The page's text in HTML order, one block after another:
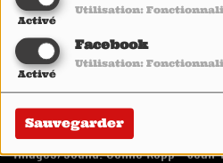
Activé
Utilisation:
Facebook
Activé
Utilisation:
Sauvegarder
© 2018 Heavy1
"One Sessions by Heavy1"
2018
Directed by Christian Lamet
Images/sound: Céline Kopp •